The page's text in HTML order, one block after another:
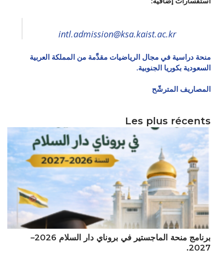
عروض التكوين
intl.admission@ksa.kaist.ac.kr
منحة دراسية في مجال الرياضيات مقدَّمة من المملكة العربية
السعودية بكوريا الجنوبية.
المصاريف المترشّح
Les plus récents
برنامج منحة الماجستير في بروناي دار السلام 2026–
2027.